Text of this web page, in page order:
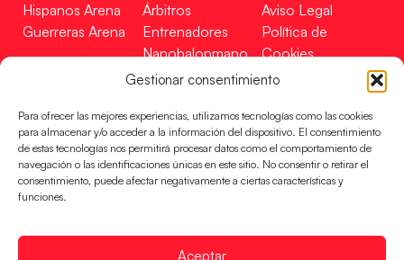
Gestionar consentimiento
Para ofrecer las mejores experiencias, utilizamos tecnologías como las cookies
para almacenar y/o acceder a la información del dispositivo. El consentimiento
de estas tecnologías nos permitirá procesar datos como el comportamiento de
navegación o las identificaciones únicas en este sitio. No consentir o retirar el
consentimiento, puede afectar negativamente a ciertas características y
funciones.
Aceptar
Hispanos Arena
Guerreras Arena
Árbitros
Entrenadores
Nanobalonmano
Tienda
Aviso Legal
Política de
Cookies
Mapa Web
Incidencias
CONTACTO
EN
FINANCIADO